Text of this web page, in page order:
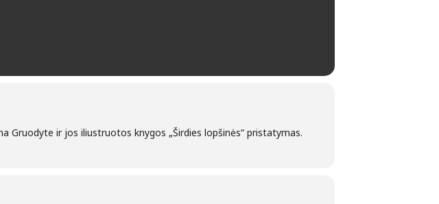
Gruodyte ir jos iliustruotos knygos „Širdies lopšinės“ pristatymas.